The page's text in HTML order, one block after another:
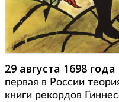
29 августа 1698 года
первая в России
книги рекордов